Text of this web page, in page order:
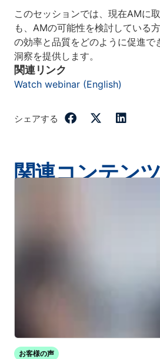
このセッションでは、現在AMに
も、AMの可能性を検討している
の効率と品質をどのように促進で
洞察を提供します。
関連リンク
Watch webinar (English)
シェアする
関連コンテン
お客様の声